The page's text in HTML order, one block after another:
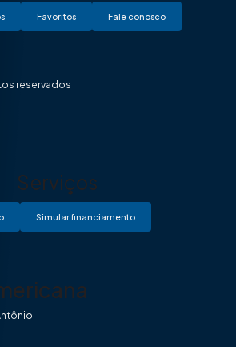
Favoritos Fale conosco
reservados
Serviços
Simular financiamento